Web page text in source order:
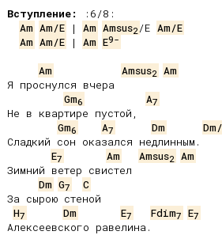
Вступление:
Am Am/E | Am Amsus2/E Am/E
Am Am/E | Am E9-
Am Amsus2 Am
Я проснулся вчера
Gm6 A7
Не в квартире пустой,
Gm6 A7 Dm
Сладкий сон оказался недлинным.
E7 Am Amsus2 Am
Зимний ветер свистел
Dm G7
C
За сырою стеной
H7 Dm E7 Fdim7 E7
Алексеевского равелина.